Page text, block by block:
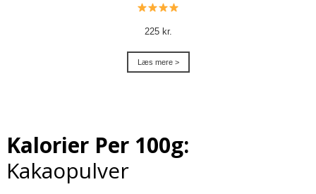
225 kr.
Læs mere >
Kalorier Per 100g:
Kakaopulver